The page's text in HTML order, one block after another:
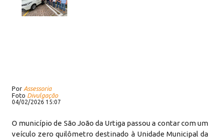
Por Assessoria
Foto Divulgação
04/02/2026 15:07
O município de São João da Urtiga passou a contar com um
veículo zero quilômetro destinado à Unidade Municipal da